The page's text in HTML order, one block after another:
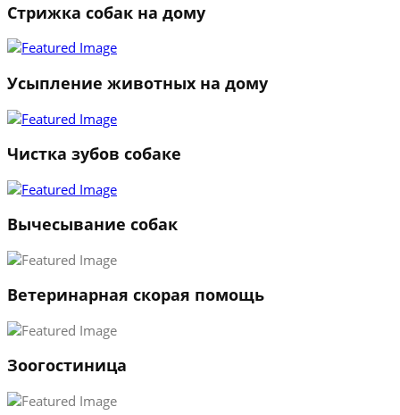
2
Стрижка собак на дому
Усыпление животных на дому
Чистка зубов собаке
Вычесывание собак
Ветеринарная скорая помощь
Зоогостиница